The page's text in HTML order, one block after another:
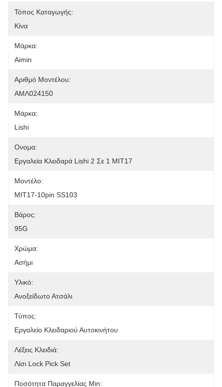
Τόπος Καταγωγής:
Κίνα
Μάρκα:
Aimin
Αριθμό Μοντέλου:
ΑΜΛ024150
Μάρκα:
Lishi
Ονομα:
Εργαλεία Κλειδαρά Lishi 2 Σε 1 MIT17
Μοντέλο:
MIT17-10pin SS103
Βάρος:
95G
Χρώμα:
Ασήμι
Υλικό:
Ανοξείδωτο Ατσάλι
Τύπος:
Εργαλείο Κλειδαριού Αυτοκινήτου
Λέξεις Κλειδιά:
Λίσι Lock Pick Set
Ποσότητα Παραγγελίας Min: